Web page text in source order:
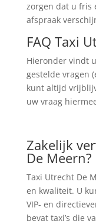
zorgen dat u fris
afspraak
FAQ Taxi
Hieronder vindt
gestelde vragen
kunt altijd
uw vraag
Zakelijk
De Meern?
Taxi Utrecht De
en kwaliteit. U
VIP- en
bevat taxi’s die